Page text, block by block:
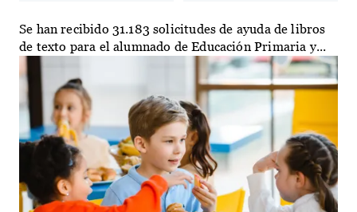
Se han recibido 31.183 solicitudes de ayuda de libros
de texto para el alumnado de Educación Primaria y...